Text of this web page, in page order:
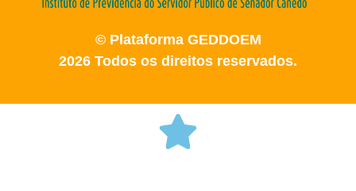
© Plataforma GEDDOEM
2026 Todos os direitos reservados.